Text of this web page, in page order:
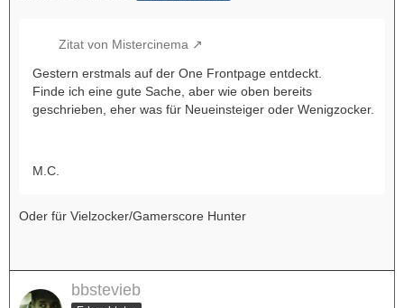
Zitat von Mistercinema
Gestern erstmals auf der One Frontpage entdeckt.
Finde ich eine gute Sache, aber wie oben bereits
geschrieben, eher was für Neueinsteiger oder Wenigzocker.
M.C.
Oder für Vielzocker/Gamerscore Hunter
bbstevieb